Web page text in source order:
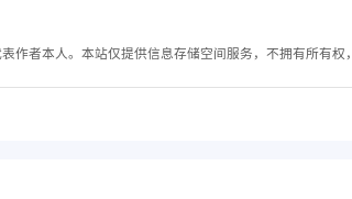
作者本人。本站仅提供信息存储空间服务，不拥有所有权，